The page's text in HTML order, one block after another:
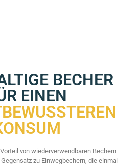
BECHER
EINEN
von wiederverwendbaren Bechern
zu Einwegbechern, die einmal